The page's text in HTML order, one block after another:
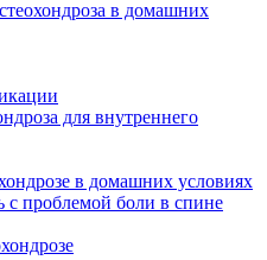
в домашних
для внутреннего
в домашних условиях
с проблемой боли в спине